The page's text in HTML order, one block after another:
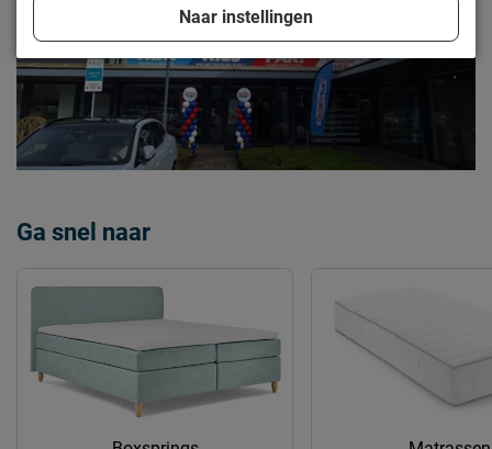
Ga snel naar
Naar instellingen